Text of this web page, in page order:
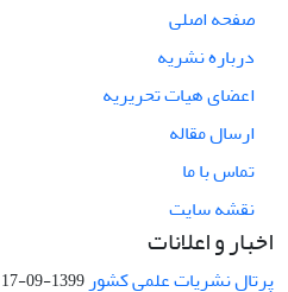
صفحه اصلی
درباره نشریه
اعضای هیات تحریریه
ارسال مقاله
تماس با ما
نقشه سایت
اخبار و اعلانات
پرتال نشریات علمی کشور1399-09-17